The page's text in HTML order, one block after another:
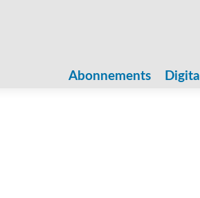
Abonnements Digital